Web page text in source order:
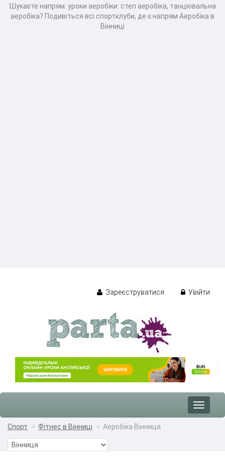
Шукаєте напрям: уроки аеробіки: степ аеробіка, танцювальна
аеробіка? Подивіться всі спортклуби, де є напрям Аеробіка в
Вінниці
Зареєструватися Увійти
Toggle
Спорт
Фітнес в Вінниці Аеробіка Вінниця